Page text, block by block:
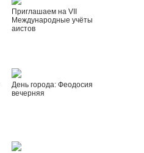
Приглашаем на VII
Международные учёты
аистов
День города: Феодосия
вечерняя